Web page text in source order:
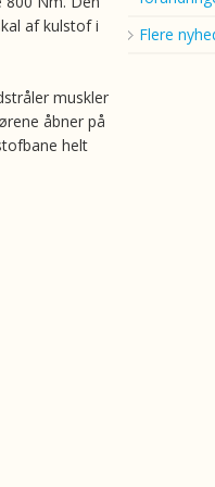
af kulstof i
muskler
åbner på
helt
Flere